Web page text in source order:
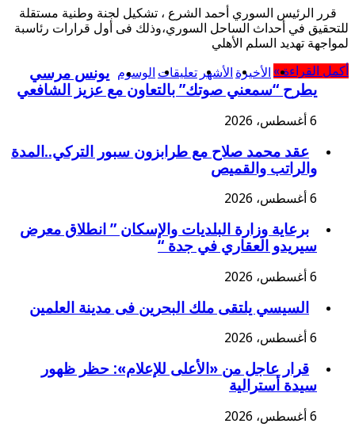
قرر الرئيس السوري أحمد الشرع ، تشكيل لجنة وطنية مستقلة
للتحقيق في أحداث الساحل السوري،وذلك فى أول قرارات رئاسبة
لمواجهة تهديد السلم الأهلي
أكمل القراءة » الأخيرة الأشهر تعليقات الوسوم يونس مرسي
يطرح “سمعني صوتك” بالتعاون مع عزيز الشافعي
6 أغسطس، 2026
عقد محمد صلاح مع طرابزون سبور التركي..المدة
والراتب والقميص
6 أغسطس، 2026
برعاية وزارة البلديات والإسكان ” انطلاق معرض
سيريدو العقاري في جدة “
6 أغسطس، 2026
السيسي يلتقى ملك البحرين فى مدينة العلمين
6 أغسطس، 2026
قرار عاجل من «الأعلى للإعلام»: حظر ظهور
سيدة أسترالية
6 أغسطس، 2026